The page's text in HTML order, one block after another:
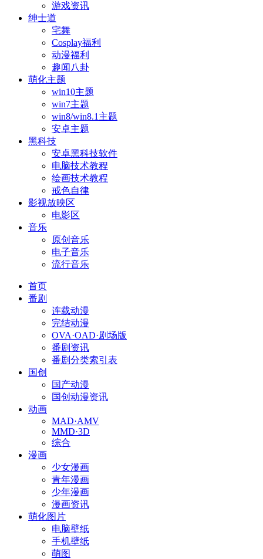
游戏资讯
绅士道
宅舞
Cosplay福利
动漫福利
趣闻八卦
萌化主题
win10主题
win7主题
win8/win8.1主题
安卓主题
黑科技
安卓黑科技软件
电脑技术教程
绘画技术教程
戒色自律
影视放映区
电影区
音乐
原创音乐
电子音乐
流行音乐
首页
番剧
连载动漫
完结动漫
OVA·OAD·剧场版
番剧资讯
番剧分类索引表
国创
国产动漫
国创动漫资讯
动画
MAD·AMV
MMD·3D
综合
漫画
少女漫画
青年漫画
少年漫画
漫画资讯
萌化图片
电脑壁纸
手机壁纸
萌图